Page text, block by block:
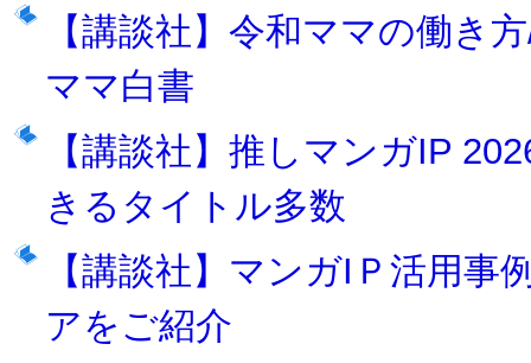
【講談社】令和ママの働
ママ白書
【講談社】推しマンガIP
きるタイトル多数
【講談社】マンガIＰ活用
アをご紹介